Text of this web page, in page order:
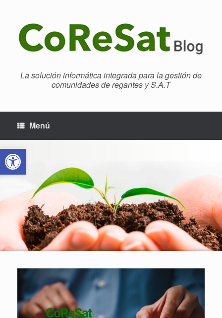
Abrir barra de herramientas
contenido
La solución informática integrada para la gestión de
comunidades de regantes y S.A.T
Menú